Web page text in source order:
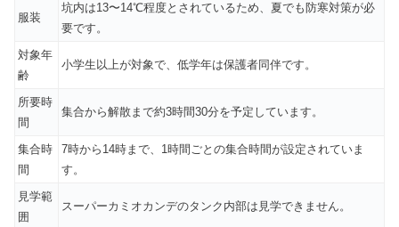
服装
坑内は13〜14℃程度とされているため、夏でも防寒対策が必
要です。
対象年
齢
小学生以上が対象で、低学年は保護者同伴です。
所要時
間
集合から解散まで約3時間30分を予定しています。
集合時
間
7時から14時まで、1時間ごとの集合時間が設定されていま
す。
見学範
囲
スーパーカミオカンデのタンク内部は見学できません。